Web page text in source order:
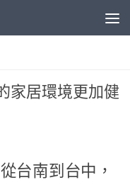
家居環境更加健
台南到台中，